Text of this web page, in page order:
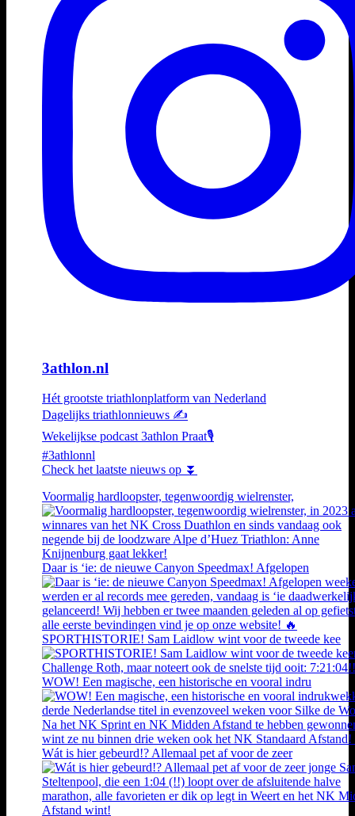
3athlon.nl
Hét grootste triathlonplatform van Nederland
Dagelijks triathlonnieuws ✍️
Wekelijkse podcast 3athlon Praat🎙️
#3athlonnl
Check het laatste nieuws op ⏬
Voormalig hardloopster, tegenwoordig wielrenster,
Daar is ‘ie: de nieuwe Canyon Speedmax! Afgelopen
SPORTHISTORIE! Sam Laidlow wint voor de tweede kee
WOW! Een magische, een historische en vooral indru
Wát is hier gebeurd!? Allemaal pet af voor de zeer